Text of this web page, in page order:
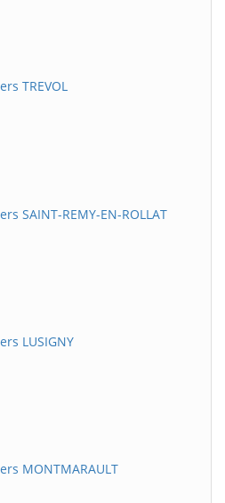
TREVOL
SAINT-REMY-EN-ROLLAT
LUSIGNY
MONTMARAULT